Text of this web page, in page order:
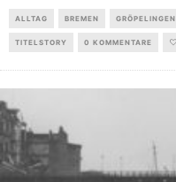
ALLTAG BREMEN GRÖPELINGEN
TITELSTORY 0 KOMMENTARE